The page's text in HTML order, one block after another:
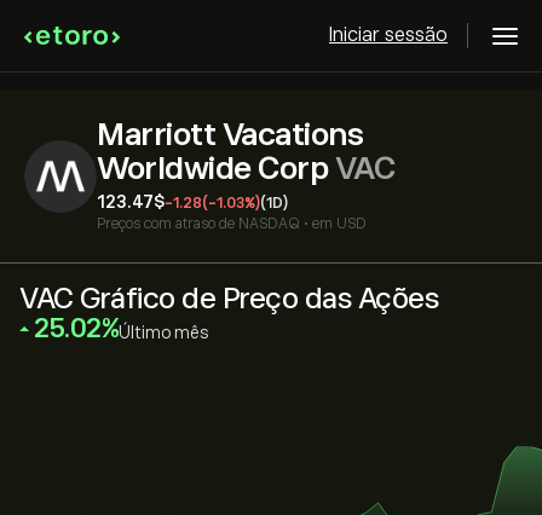
Iniciar sessão
Marriott Vacations
Worldwide CorpVAC
123.47‎$‎-1.28(-1.03%)(1D)
Preços com atraso de NASDAQ • em USD
VAC Gráfico de Preço das Ações
‎25.02‎ Último mês